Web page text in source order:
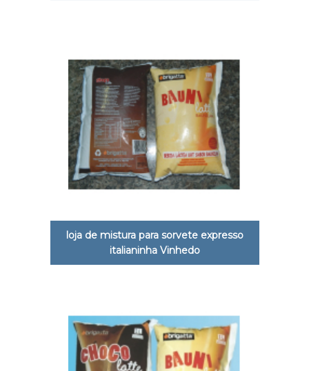
loja de mistura para sorvete expresso
italianinha Vinhedo